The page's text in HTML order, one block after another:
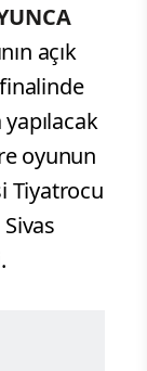
açık
finalinde
oyunun
Tiyatrocu